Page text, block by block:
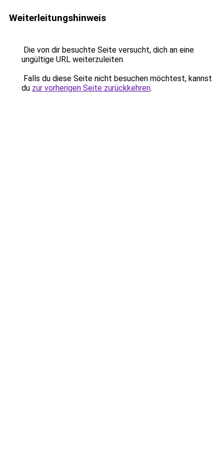
Weiterleitungshinweis
Die von dir besuchte Seite versucht, dich an eine
ungültige URL weiterzuleiten.
Falls du diese Seite nicht besuchen möchtest, kannst
du zur vorherigen Seite zurückkehren.